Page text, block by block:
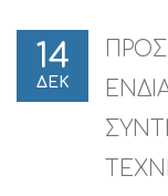
14
ΔΕΚ